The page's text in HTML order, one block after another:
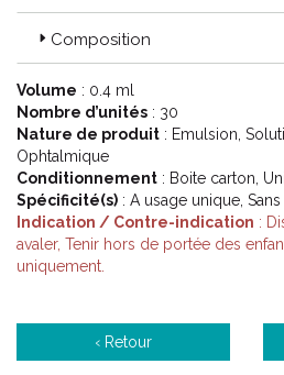
Composition
Volume : 0.4 ml
Nombre d’unités : 30
Nature de produit : Emulsion,
Ophtalmique
Conditionnement : Boite carton,
Spécificité(s) : A usage unique,
Indication / Contre-indication :
avaler, Tenir hors de portée des
uniquement.
‹ Retour